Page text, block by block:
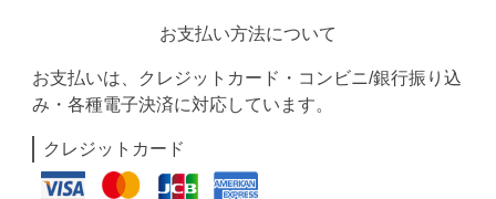
お支払い方法について
お支払いは、クレジットカード・コンビニ/銀行振り込
み・各種電子決済に対応しています。
クレジットカード